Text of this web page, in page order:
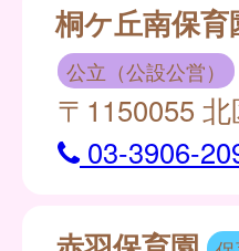
桐ケ丘南保育
公立（公設公営）
〒1150055
03-3906-